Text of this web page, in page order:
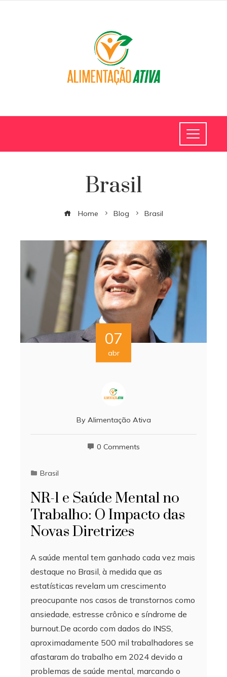
Brasil
Home Blog Brasil
07
abr
By Alimentação Ativa
0 Comments
Brasil
NR-1 e Saúde Mental no
Trabalho: O Impacto das
Novas Diretrizes
A saúde mental tem ganhado cada vez mais
destaque no Brasil, à medida que as
estatísticas revelam um crescimento
preocupante nos casos de transtornos como
ansiedade, estresse crônico e síndrome de
burnout.De acordo com dados do INSS,
aproximadamente 500 mil trabalhadores se
afastaram do trabalho em 2024 devido a
problemas de saúde mental, marcando o